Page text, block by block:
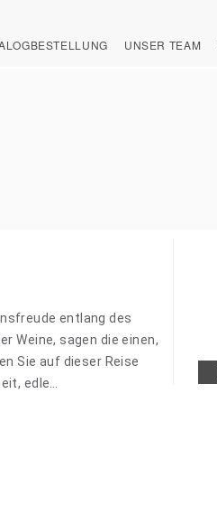
UNSER TEAM
entlang des
Weine, sagen die einen,
Sie auf dieser Reise
edle…